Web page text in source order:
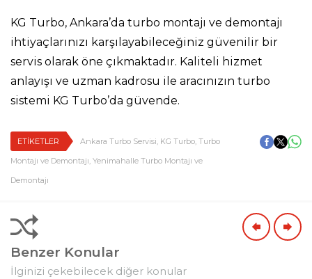
KG Turbo, Ankara’da turbo montajı ve demontajı
ihtiyaçlarınızı karşılayabileceğiniz güvenilir bir
servis olarak öne çıkmaktadır. Kaliteli hizmet
anlayışı ve uzman kadrosu ile aracınızın turbo
sistemi KG Turbo’da güvende.
ETİKETLER Ankara Turbo Servisi, KG Turbo, Turbo
Montajı ve Demontajı, Yenimahalle Turbo Montajı ve
Demontajı
Benzer Konular
İlginizi çekebilecek diğer konular